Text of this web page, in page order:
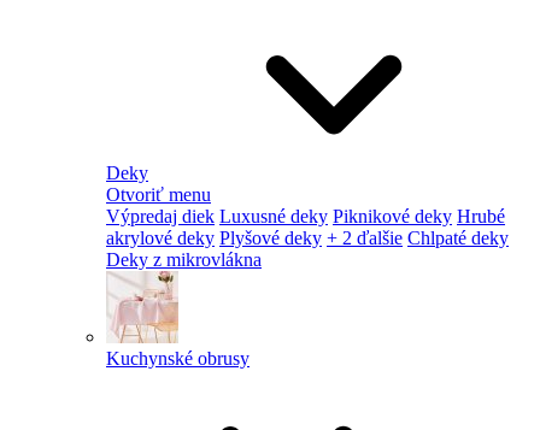
Deky
Otvoriť menu
Výpredaj diek Luxusné deky Piknikové deky Hrubé
akrylové deky Plyšové deky + 2 ďalšie Chlpaté deky
Deky z mikrovlákna
Kuchynské obrusy